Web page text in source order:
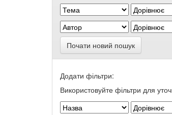
Почати новий пошук
Додати фільтри:
Використовуйте фільтри для